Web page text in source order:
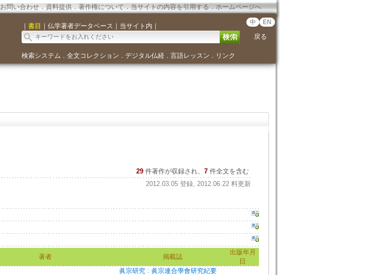
お問い合わせ． 資料提供．著作権について．当サイトの内容を引用する．ホームページへ
｜ 書目 ｜ 仏学著者データベース ｜ 当サイト内 ｜ 中 EN
戻る
検索システム ． 全文コレクション ． デジタル仏経． 言語レッスン ． リンク
29 件著作が収録され、 7件全文を含む
2012.03.05 登録, 2012.06.22 料更新
著者 掲載誌
出版年月
日
眞宗研究 : 眞宗連合學會研究紀要